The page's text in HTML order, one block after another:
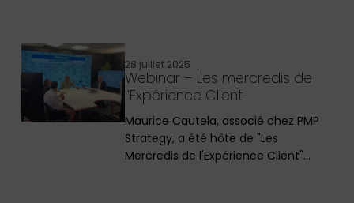
28 juillet 2025
Webinar – Les mercredis de
l’Expérience Client
Maurice Cautela, associé chez PMP
Strategy, a été hôte de "Les
Mercredis de l'Expérience Client"…